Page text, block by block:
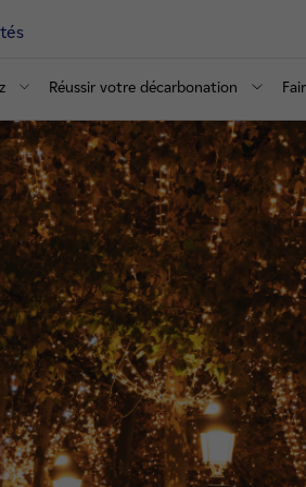
Réussir votre décarbonation